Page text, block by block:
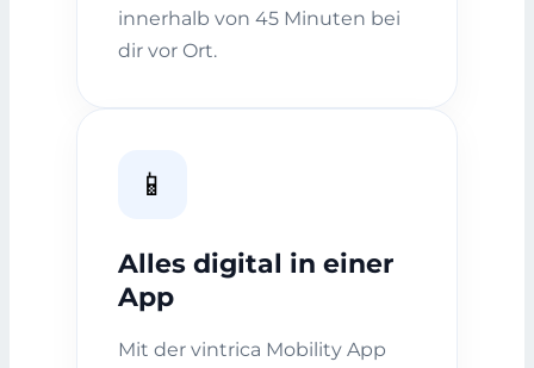
innerhalb von 45 Minuten bei
dir vor Ort.
📱
Alles digital in einer
App
Mit der vintrica Mobility App